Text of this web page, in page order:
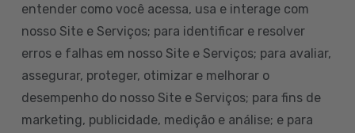
entender como você acessa, usa e interage com
nosso Site e Serviços; para identificar e resolver
erros e falhas em nosso Site e Serviços; para avaliar,
assegurar, proteger, otimizar e melhorar o
desempenho do nosso Site e Serviços; para fins de
marketing, publicidade, medição e análise; e para